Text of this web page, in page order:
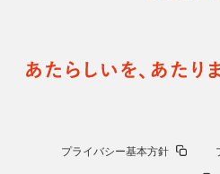
プライバシー基本方針